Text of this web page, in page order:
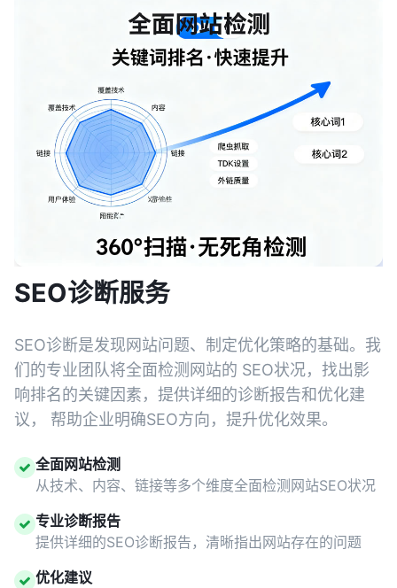
SEO诊断服务
SEO诊断是发现网站问题、制定优化策略的基础。我
们的专业团队将全面检测网站的 SEO状况，找出影
响排名的关键因素，提供详细的诊断报告和优化建
议， 帮助企业明确SEO方向，提升优化效果。
全面网站检测
从技术、内容、链接等多个维度全面检测网站SEO状况
专业诊断报告
提供详细的SEO诊断报告，清晰指出网站存在的问题
优化建议